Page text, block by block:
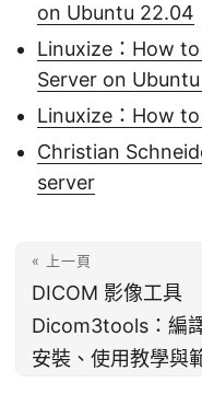
on Ubuntu 22.04
Linuxize：How
Server on
Linuxize：How
Christian
server
« 上一頁
DICOM 影像工具
Dicom3tools：編
安裝、使用教學與